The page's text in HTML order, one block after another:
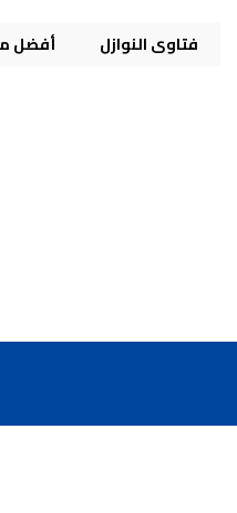
فتاوى النوازل أفضل